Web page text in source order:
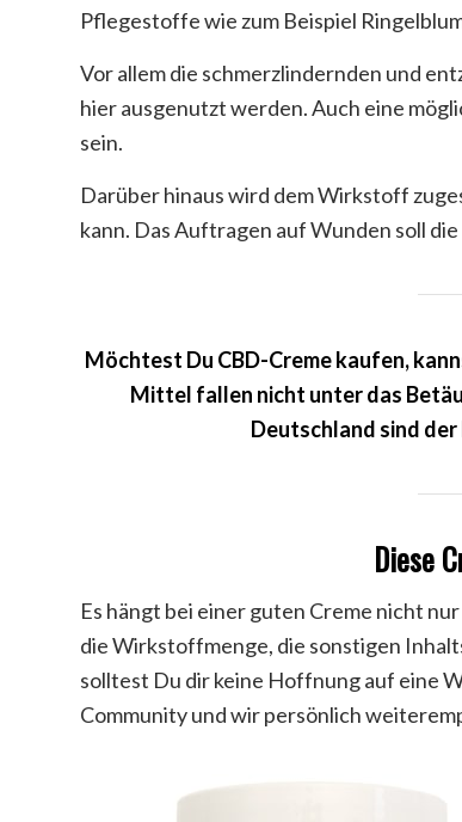
Pflegestoffe wie zum Beispiel
Vor allem die schmerzlindernden und
hier ausgenutzt werden. Auch eine
sein.
Darüber hinaus wird dem Wirkstoff
kann. Das Auftragen auf Wunden soll
Möchtest Du CBD-Creme kaufen,
Mittel fallen nicht unter das
Deutschland sind
Diese
Es hängt bei einer guten Creme nicht
die Wirkstoffmenge, die sonstigen
solltest Du dir keine Hoffnung auf eine
Community und wir persönlich